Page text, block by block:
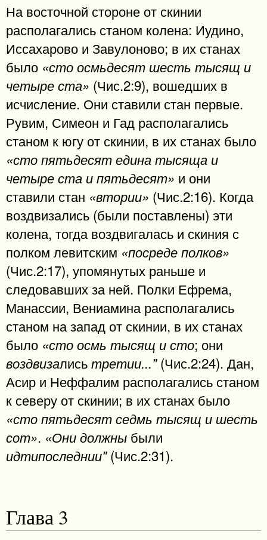
На восточной стороне от скинии
располагались станом колена: Иудино,
Иссахарово и Завулоново; в их станах
было «сто осмьдесят шесть тысящ и
четыре ста» (Чис.2:9), вошедших в
исчисление. Они ставили стан первые.
Рувим, Симеон и Гад располагались
станом к югу от скинии, в их станах было
«сто пятьдесят едина тысяща и
четыре ста и пятьдесят» и они
ставили стан «втории» (Чис.2:16). Когда
воздвизались (были поставлены) эти
колена, тогда воздвигалась и скиния с
полком левитским «посреде полков»
(Чис.2:17), упомянутых раньше и
следовавших за ней. Полки Ефрема,
Манассии, Вениамина располагались
станом на запад от скинии, в их станах
было «сто осмь тысящ и сто; они
воздвизалисьтретии..."(Чис.2:24). Дан,
Асир и Неффалим располагались станом
к северу от скинии; в их станах было
«сто пятьдесят седмь тысящ и шесть
сот». «Они должны были
идтипоследнии"(Чис.2:31).
Глава 3